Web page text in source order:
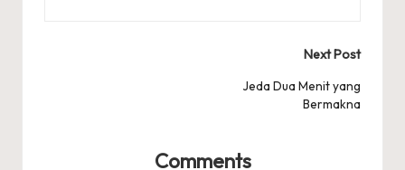
Next Post
Jeda Dua Menit yang
Bermakna
Comments